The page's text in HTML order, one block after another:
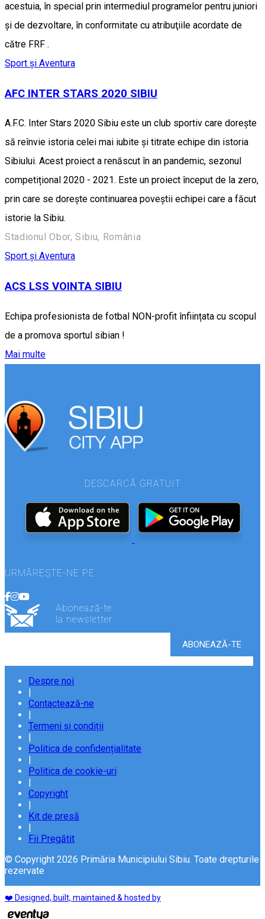
acestuia, în special prin intermediul programelor pentru juniori
şi de dezvoltare, în conformitate cu atribuţiile acordate de
către FRF .
Sport și Aventura
AFC INTER STARS 2020 SIBIU
A.F.C. Inter Stars 2020 Sibiu este un club sportiv care dorește
să reînvie istoria celei mai iubite și titrate echipe din istoria
Sibiului. Acest proiect a renăscut în an pandemic, sezonul
competițional 2020 - 2021. Este un proiect început de la zero,
prin care se dorește continuarea poveștii echipei care a făcut
istorie la Sibiu.
Stadionul Obor, Sibiu, România
Sport și Aventura
ACS LSS VOINTA SIBIU
Echipa profesionista de fotbal NON-profit înființata cu scopul
de a promova sportul sibian !
Mai multe
DESCARCĂ GRATUIT
URMĂREȘTE-NE PE
Abonează-te
la newsletter
Despre noi
|
Contactează-ne
|
Termeni și condiții
|
Politica de confidențialitate
|
Politica de cookie-uri
|
Copyright
|
Kit de presă
|
Fii Pregătit
© Copyright 2026 Primăria Municipiului Sibiu. Toate drepturile
rezervate
❤️ Designed, built, maintained & hosted by